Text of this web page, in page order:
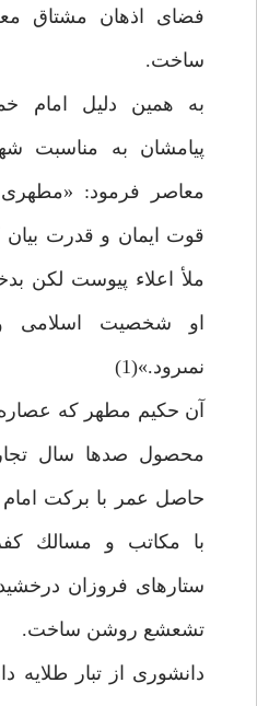
فضاى اذهان مشتاق
ساخت.
به همين دليل امام
پيامشان به مناسبت
معاصر فرمود:
قوت ايمان و قدرت
ملأ اعلاء پيوست لكن
او شخصيت اسلامى
نمى‏رود.»(1)
آن حكيم مطهر كه
محصول صدها سال
حاصل عمر با بركت امام
با مكاتب و مسالك
ستاره‏اى فروزان
تشعشع روشن ساخت.
دانشورى از تبار طلايه